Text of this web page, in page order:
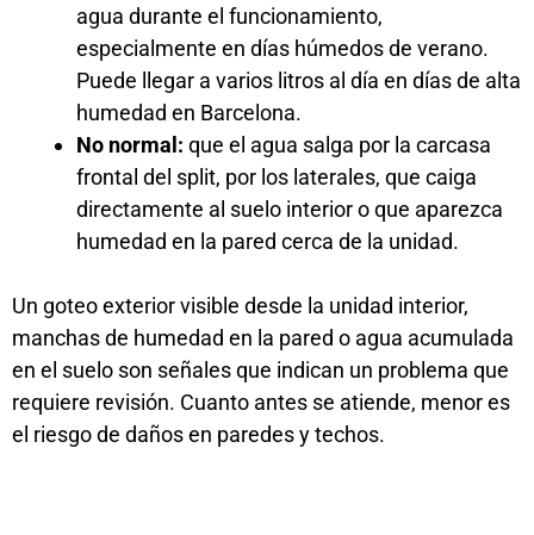
agua durante el funcionamiento,
especialmente en días húmedos de verano.
Puede llegar a varios litros al día en días de alta
humedad en Barcelona.
No normal: que el agua salga por la carcasa
frontal del split, por los laterales, que caiga
directamente al suelo interior o que aparezca
humedad en la pared cerca de la unidad.
Un goteo exterior visible desde la unidad interior,
manchas de humedad en la pared o agua acumulada
en el suelo son señales que indican un problema que
requiere revisión. Cuanto antes se atiende, menor es
el riesgo de daños en paredes y techos.